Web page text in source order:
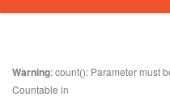
Warning: count(): Parameter must
Countable in